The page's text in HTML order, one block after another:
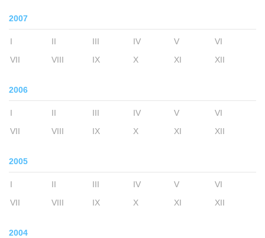
2007
I II III IV V
VI
VII
VIII IX X XI XII
2006
I II III IV V
VI
VII
VIII IX X XI XII
2005
I II III IV V
VI
VII
VIII IX X XI XII
2004